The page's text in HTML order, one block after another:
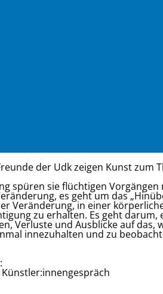
der Udk zeigen Kunst zum
spüren sie flüchtigen
es geht um das
Veränderung, in einer
zu erhalten. Es geht
Verluste und Ausblicke auf das,
innezuhalten und zu